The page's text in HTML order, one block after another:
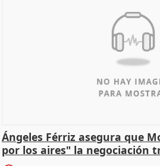
Ángeles Férriz asegura que
por los aires" la negociación
SMA